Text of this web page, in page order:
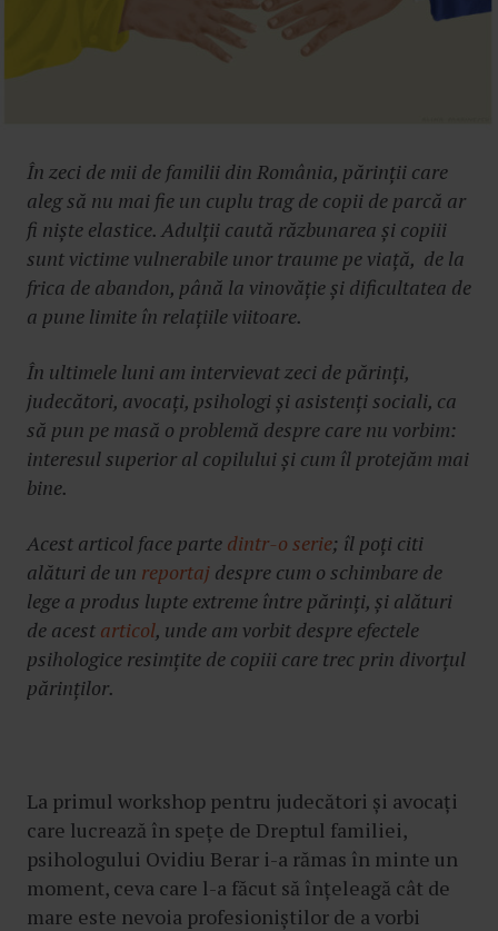
În zeci de mii de familii din România, părinții care
aleg să nu mai fie un cuplu trag de copii de parcă ar
fi niște elastice. Adulții caută răzbunarea și copiii
sunt victime vulnerabile unor traume pe viață, de la
frica de abandon, până la vinovăție și dificultatea de
a pune limite în relațiile viitoare.
În ultimele luni am intervievat zeci de părinți,
judecători, avocați, psihologi și asistenți sociali, ca
să pun pe masă o problemă despre care nu vorbim:
interesul superior al copilului și cum îl protejăm mai
bine.
Acest articol face parte dintr-o serie; îl poți citi
alături de un reportaj despre cum o schimbare de
lege a produs lupte extreme între părinți, și alături
de acest articol, unde am vorbit despre efectele
psihologice resimțite de copiii care trec prin divorțul
părinților.
La primul workshop pentru judecători și avocați
care lucrează în spețe de Dreptul familiei,
psihologului Ovidiu Berar i-a rămas în minte un
moment, ceva care l-a făcut să înțeleagă cât de
mare este nevoia profesioniștilor de a vorbi